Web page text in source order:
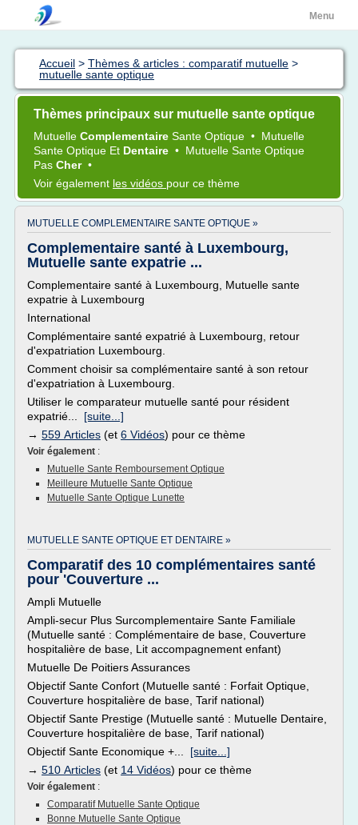
Menu
Accueil > Thèmes & articles : comparatif mutuelle >
mutuelle sante optique
Thèmes principaux sur mutuelle sante optique
Mutuelle Complementaire Sante Optique • Mutuelle
Sante Optique Et Dentaire • Mutuelle Sante Optique
Pas Cher •
Voir également les vidéos pour ce thème
MUTUELLE COMPLEMENTAIRE SANTE OPTIQUE »
Complementaire santé à Luxembourg,
Mutuelle sante expatrie ...
Complementaire santé à Luxembourg, Mutuelle sante
expatrie à Luxembourg
International
Complémentaire santé expatrié à Luxembourg, retour
d'expatriation Luxembourg.
Comment choisir sa complémentaire santé à son retour
d'expatriation à Luxembourg.
Utiliser le comparateur mutuelle santé pour résident
expatrié... [suite...]
→ 559 Articles (et 6 Vidéos) pour ce thème
Voir également :
Mutuelle Sante Remboursement Optique
Meilleure Mutuelle Sante Optique
Mutuelle Sante Optique Lunette
MUTUELLE SANTE OPTIQUE ET DENTAIRE »
Comparatif des 10 complémentaires santé
pour 'Couverture ...
Ampli Mutuelle
Ampli-secur Plus Surcomplementaire Sante Familiale
(Mutuelle santé : Complémentaire de base, Couverture
hospitalière de base, Lit accompagnement enfant)
Mutuelle De Poitiers Assurances
Objectif Sante Confort (Mutuelle santé : Forfait Optique,
Couverture hospitalière de base, Tarif national)
Objectif Sante Prestige (Mutuelle santé : Mutuelle Dentaire,
Couverture hospitalière de base, Tarif national)
Objectif Sante Economique +... [suite...]
→ 510 Articles (et 14 Vidéos) pour ce thème
Voir également :
Comparatif Mutuelle Sante Optique
Bonne Mutuelle Sante Optique